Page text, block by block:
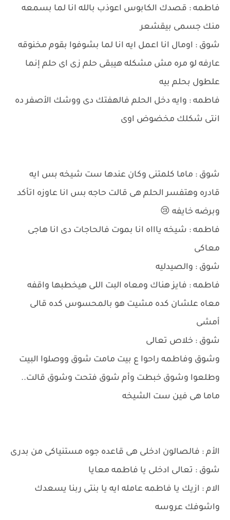
فاطمه : قصدك الكابوس اعوذب بالله انا لما بسمعه
منك جسمى بيقشعر
شوق : اومال انا اعمل ايه انا لما بشوفوا بقوم مخنوقه
عارفه لو مره مش مشكله هيبقى حلم زى اى حلم إنما
علطول بحلم بيه
فاطمه : وايه دخل الحلم فالهفتك دى ووشك الأصفر ده
انتى شكلك مخضوض اوى
شوق : ماما كلمتنى وكان عندها ست شيخه بس ايه
قادره وهتفسر الحلم هى قالت حاجه بس انا عاوزه اتأكد
وبرضه خايفه 😢
فاطمه : شيخه ياااه انا بموت فالحاجات دى انا هاجى
معاكى
شوق : والصيدليه
فاطمه : فايز هناك ومعاه البت اللى هيخطبها واقفه
معاه علشان كده مشيت هو بالمحسوس كده قالى
أمشى
شوق : خلاص تعالى
وشوق وفاطمه راحوا ع بيت مامت شوق ووصلوا البيت
وطلعوا وشوق خبطت وأم شوق فتحت وشوق قالت..
ماما هى فين ست الشيخه
الأم : فالصالون ادخلى هى قاعده جوه مستنياكى من بدرى
شوق : تعالى ادخلى يا فاطمه معايا
الام : ازيك يا فاطمه عامله ايه يا بنتى ربنا يسعدك
واشوفك عروسه